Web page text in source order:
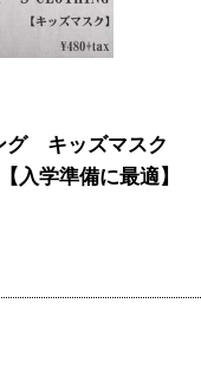
グ キッズマスク
準備に最適】